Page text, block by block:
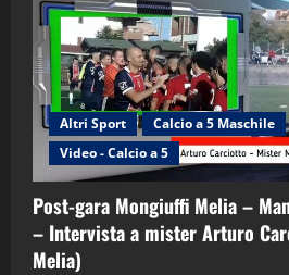
Altri Sport Calcio a 5 Maschile
Video - Calcio a 5
Post-gara Mongiuffi Melia –
– Intervista a mister Arturo
Melia)